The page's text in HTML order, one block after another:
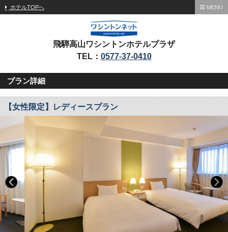
ホテルTOPへ MENU
飛騨高山ワシントンホテルプラザ
TEL： 0577-37-0410
プラン詳細
【女性限定】レディースプラン